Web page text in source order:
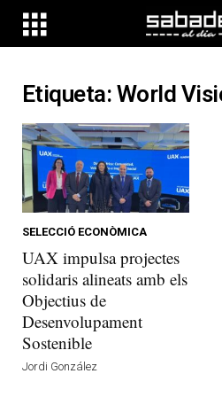
Etiqueta: World
SELECCIÓ ECONÒMICA
UAX impulsa projectes
solidaris alineats amb els
Objectius de
Desenvolupament
Sostenible
Jordi González